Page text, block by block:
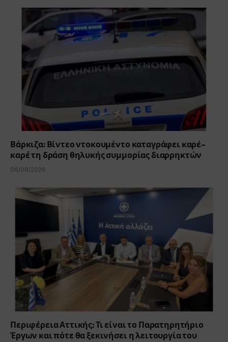
Βάρκιζα: Βίντεο ντοκουμέντο καταγράφει καρέ-
καρέ τη δράση θηλυκής συμμορίας διαρρηκτών
06/08/2026
Περιφέρεια Αττικής: Τι είναι το Παρατηρητήριο
Έργων και πότε θα ξεκινήσει η λειτουργία του